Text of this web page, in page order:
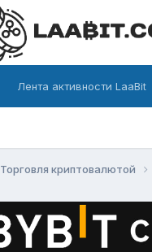
Лента активности LaaBit
Торговля криптовалютой